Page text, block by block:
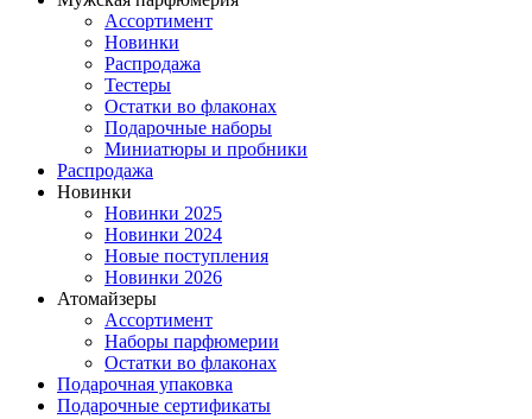
Ассортимент
Новинки
Распродажа
Тестеры
Остатки во флаконах
Подарочные наборы
Миниатюры и пробники
Распродажа
Новинки
Новинки 2025
Новинки 2024
Новые поступления
Новинки 2026
Атомайзеры
Ассортимент
Наборы парфюмерии
Остатки во флаконах
Подарочная упаковка
Подарочные сертификаты